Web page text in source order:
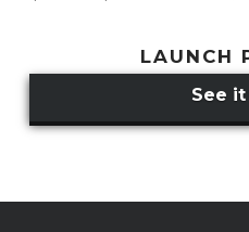
LAUNCH
See